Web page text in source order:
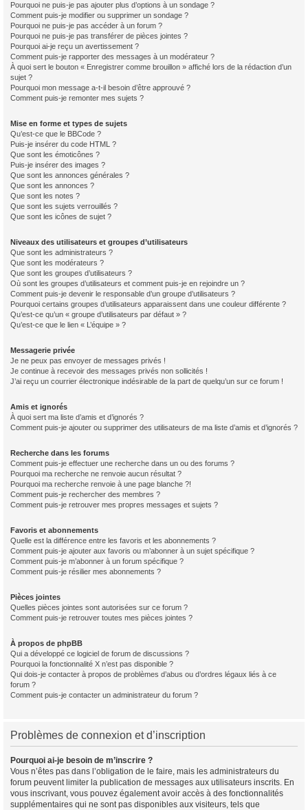
Pourquoi ne puis-je pas ajouter plus d’options à un sondage ?
Comment puis-je modifier ou supprimer un sondage ?
Pourquoi ne puis-je pas accéder à un forum ?
Pourquoi ne puis-je pas transférer de pièces jointes ?
Pourquoi ai-je reçu un avertissement ?
Comment puis-je rapporter des messages à un modérateur ?
À quoi sert le bouton « Enregistrer comme brouillon » affiché lors de la rédaction d’un
sujet ?
Pourquoi mon message a-t-il besoin d’être approuvé ?
Comment puis-je remonter mes sujets ?
Mise en forme et types de sujets
Qu’est-ce que le BBCode ?
Puis-je insérer du code HTML ?
Que sont les émoticônes ?
Puis-je insérer des images ?
Que sont les annonces générales ?
Que sont les annonces ?
Que sont les notes ?
Que sont les sujets verrouillés ?
Que sont les icônes de sujet ?
Niveaux des utilisateurs et groupes d’utilisateurs
Que sont les administrateurs ?
Que sont les modérateurs ?
Que sont les groupes d’utilisateurs ?
Où sont les groupes d’utilisateurs et comment puis-je en rejoindre un ?
Comment puis-je devenir le responsable d’un groupe d’utilisateurs ?
Pourquoi certains groupes d’utilisateurs apparaissent dans une couleur différente ?
Qu’est-ce qu’un « groupe d’utilisateurs par défaut » ?
Qu’est-ce que le lien « L’équipe » ?
Messagerie privée
Je ne peux pas envoyer de messages privés !
Je continue à recevoir des messages privés non sollicités !
J’ai reçu un courrier électronique indésirable de la part de quelqu’un sur ce forum !
Amis et ignorés
À quoi sert ma liste d’amis et d’ignorés ?
Comment puis-je ajouter ou supprimer des utilisateurs de ma liste d’amis et d’ignorés ?
Recherche dans les forums
Comment puis-je effectuer une recherche dans un ou des forums ?
Pourquoi ma recherche ne renvoie aucun résultat ?
Pourquoi ma recherche renvoie à une page blanche ?!
Comment puis-je rechercher des membres ?
Comment puis-je retrouver mes propres messages et sujets ?
Favoris et abonnements
Quelle est la différence entre les favoris et les abonnements ?
Comment puis-je ajouter aux favoris ou m’abonner à un sujet spécifique ?
Comment puis-je m’abonner à un forum spécifique ?
Comment puis-je résilier mes abonnements ?
Pièces jointes
Quelles pièces jointes sont autorisées sur ce forum ?
Comment puis-je retrouver toutes mes pièces jointes ?
À propos de phpBB
Qui a développé ce logiciel de forum de discussions ?
Pourquoi la fonctionnalité X n’est pas disponible ?
Qui dois-je contacter à propos de problèmes d’abus ou d’ordres légaux liés à ce
forum ?
Comment puis-je contacter un administrateur du forum ?
Problèmes de connexion et d’inscription
Pourquoi ai-je besoin de m’inscrire ?
Vous n’êtes pas dans l’obligation de le faire, mais les administrateurs du
forum peuvent limiter la publication de messages aux utilisateurs inscrits. En
vous inscrivant, vous pouvez également avoir accès à des fonctionnalités
supplémentaires qui ne sont pas disponibles aux visiteurs, tels que